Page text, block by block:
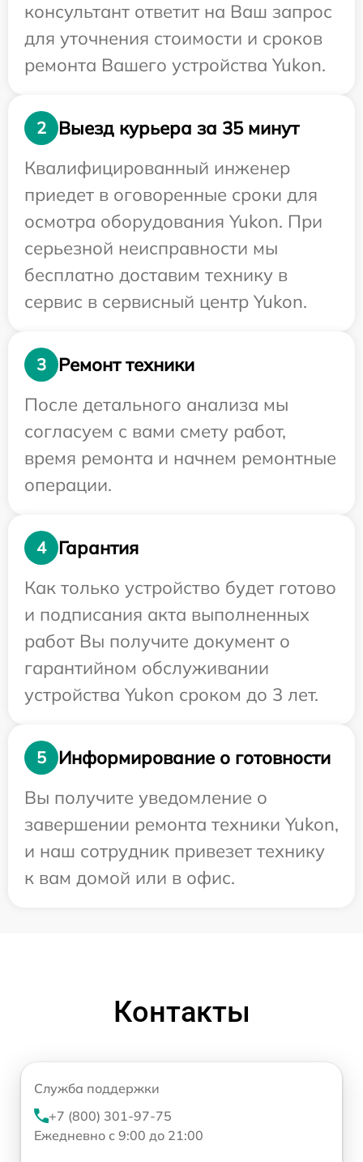
консультант ответит на Ваш запрос
для уточнения стоимости и сроков
ремонта Вашего устройства Yukon.
2
Выезд курьера за 35 минут
Квалифицированный инженер
приедет в оговоренные сроки для
осмотра оборудования Yukon. При
серьезной неисправности мы
бесплатно доставим технику в
сервис в сервисный центр Yukon.
3
Ремонт техники
После детального анализа мы
согласуем с вами смету работ,
время ремонта и начнем ремонтные
операции.
4
Гарантия
Как только устройство будет готово
и подписания акта выполненных
работ Вы получите документ о
гарантийном обслуживании
устройства Yukon сроком до 3 лет.
5
Информирование о готовности
Вы получите уведомление о
завершении ремонта техники Yukon,
и наш сотрудник привезет технику
к вам домой или в офис.
Контакты
Служба поддержки
+7 (800) 301-97-75
Ежедневно с 9:00 до 21:00